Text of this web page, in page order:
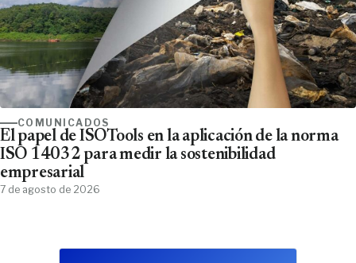
COMUNICADOS
El papel de ISOTools en la aplicación de la norma
ISO 14032 para medir la sostenibilidad
empresarial
7 de agosto de 2026